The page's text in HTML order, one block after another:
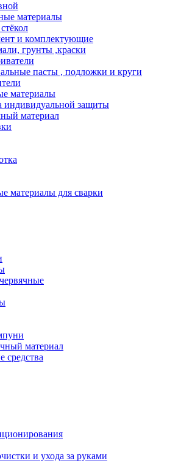
материалы
и комплектующие
грунты ,краски
пасты , подложки и круги
материалы
индивидуальной защиты
материал
материалы для сварки
материал
средства
и ухода за руками